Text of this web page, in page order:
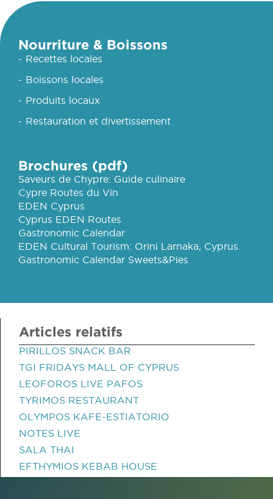
Nourriture & Boissons
- Recettes locales
- Boissons locales
- Produits locaux
- Restauration et divertissement
Brochures (pdf)
Saveurs de Chypre: Guide culinaire
Cypre Routes du Vin
EDEN Cyprus
Cyprus EDEN Routes
Gastronomic Calendar
EDEN Cultural Tourism: Orini Larnaka, Cyprus
Gastronomic Calendar Sweets&Pies
Articles relatifs
PIRILLOS SNACK BAR
TGI FRIDAYS MALL OF CYPRUS
LEOFOROS LIVE PAFOS
TYRIMOS RESTAURANT
OLYMPOS KAFE-ESTIATORIO
NOTES LIVE
SALA THAI
EFTHYMIOS KEBAB HOUSE